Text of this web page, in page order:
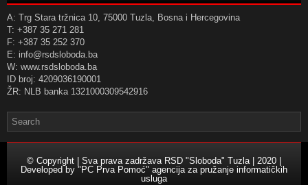
A: Trg Stara tržnica 10, 75000 Tuzla, Bosna i Hercegovina
T: +387 35 271 281
F: +387 35 252 370
E: info@rsdsloboda.ba
W: www.rsdsloboda.ba
ID broj: 4209036190001
ŽR: NLB banka 1321000309542916
© Copyright | Sva prava zadržava RSD "Sloboda" Tuzla | 2020 |
Developed by "PC Prva Pomoć" agencija za pružanje informatičkih
usluga